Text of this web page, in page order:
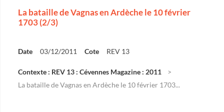
La bataille de Vagnas en Ardèche le 10 février
1703 (2/3)
Date 03/12/2011 Cote REV 13
Contexte : REV 13 : Cévennes Magazine : 2011
La bataille de Vagnas en Ardèche le 10 février 1703...